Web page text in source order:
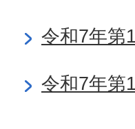
令和7年第
令和7年第